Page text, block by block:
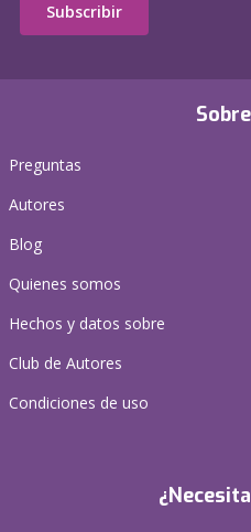
Preguntas
Autores
Blog
Quienes somos
Hechos y datos sobre
Club de Autores
Condiciones de uso
Subscribir